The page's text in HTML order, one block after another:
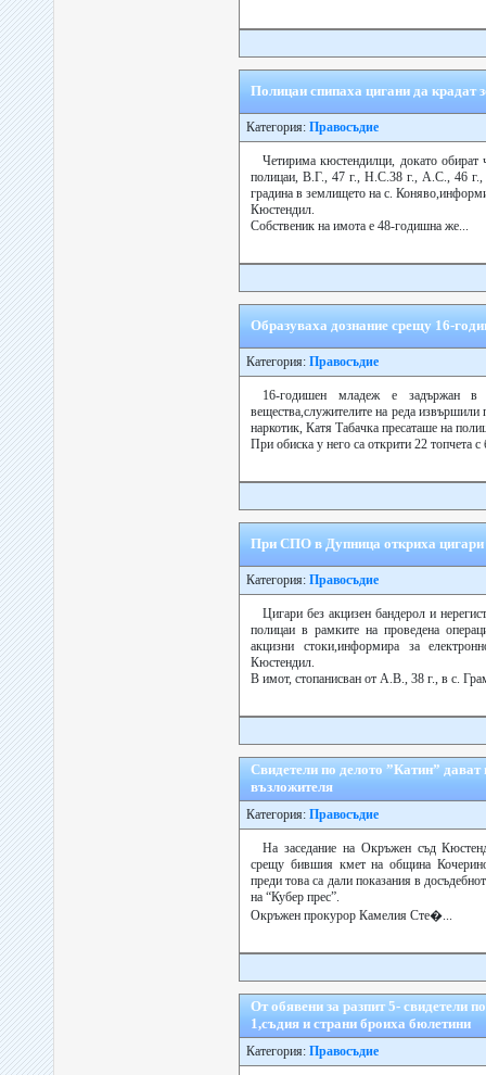
Полицаи спипаха цигани да крадат
Категория: Правосъдие
Четирима кюстендилци, докато обират
полицаи, В.Г., 47 г., Н.С.38 г., А.С., 46 г.,
градина в землището на с.
Кюстендил.
Собственик на имота е 48-годишна же...
Образуваха дознание срещу 16-
Категория: Правосъдие
16-годишен младеж е задържан
вещества,служителите на реда
наркотик, Катя Табачка пресаташе на
При обиска у него са открити 22 топчета
При СПО в Дупница откриха цигари
Категория: Правосъдие
Цигари без акцизен бандерол и
полицаи в рамките на проведена
акцизни стоки,информира за
Кюстендил.
В имот, стопанисван от А.В., 38 г., в с.
Свидетели по делото ”Катин” дават
възложителя
Категория: Правосъдие
На заседание на Окръжен съд
срещу бившия кмет на община
преди това са дали показания в
на “Кубер прес”.
Окръжен прокурор Камелия Сте�...
От обявени за разпит 5- свидетели
1,съдия и страни броиха бюлетини
Категория: Правосъдие